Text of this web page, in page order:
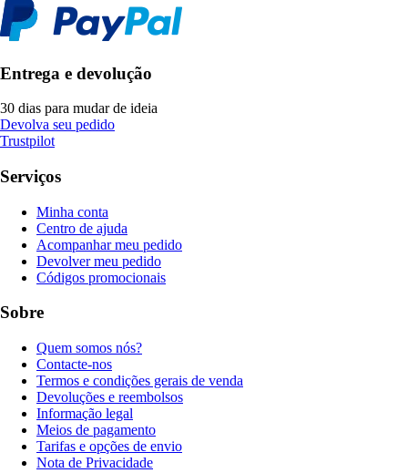
Entrega e devolução
30 dias para mudar de ideia
Devolva seu pedido
Trustpilot
Serviços
Minha conta
Centro de ajuda
Acompanhar meu pedido
Devolver meu pedido
Códigos promocionais
Sobre
Quem somos nós?
Contacte-nos
Termos e condições gerais de venda
Devoluções e reembolsos
Informação legal
Meios de pagamento
Tarifas e opções de envio
Nota de Privacidade